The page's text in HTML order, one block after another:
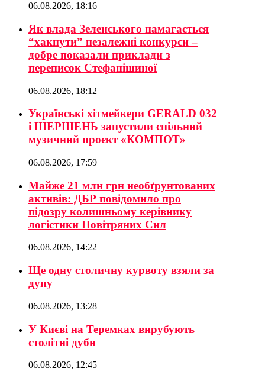
06.08.2026, 18:16
Як влада Зеленського намагається
“хакнути” незалежні конкурси –
добре показали приклади з
переписок Стефанішиної
06.08.2026, 18:12
Українські хітмейкери GERALD 032
і ШЕРШЕНЬ запустили спільний
музичний проєкт «КОМПОТ»
06.08.2026, 17:59
Майже 21 млн грн необґрунтованих
активів: ДБР повідомило про
підозру колишньому керівнику
логістики Повітряних Сил
06.08.2026, 14:22
Ще одну столичну курвоту взяли за
дупу
06.08.2026, 13:28
У Києві на Теремках вирубують
столітні дуби
06.08.2026, 12:45